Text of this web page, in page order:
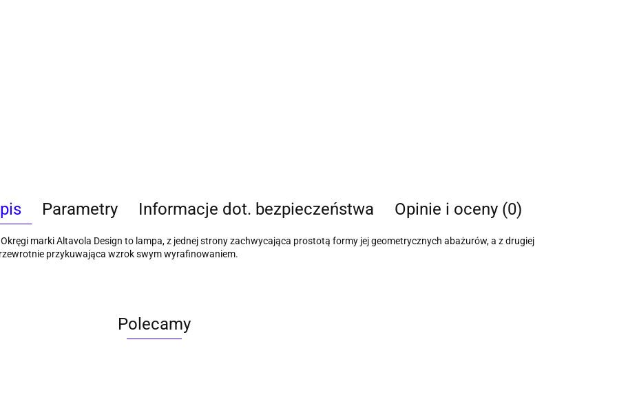
Parametry Informacje dot. bezpieczeństwa Opinie i oceny (0)
marki Altavola Design to lampa, z jednej strony zachwycająca prostotą formy jej geometrycznych abażurów, a z drugiej
przykuwająca wzrok swym wyrafinowaniem.
Polecamy